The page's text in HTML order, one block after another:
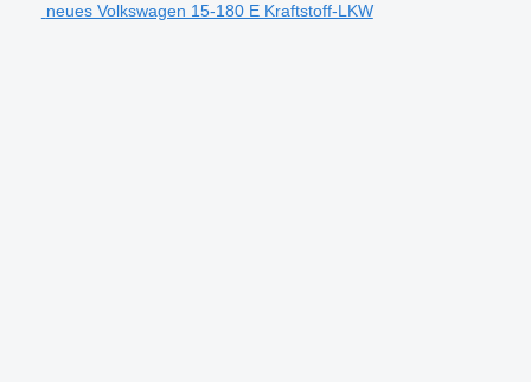
neues Volkswagen 15-180 E Kraftstoff-LKW